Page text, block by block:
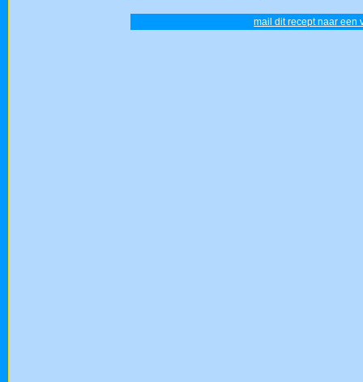
mail dit recept naar een